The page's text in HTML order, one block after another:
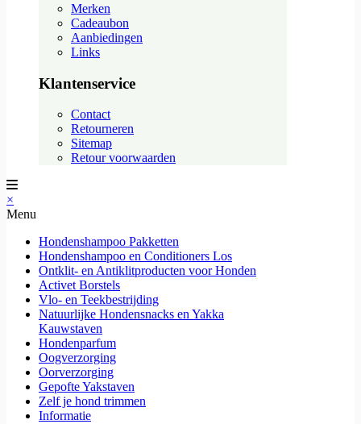
Merken
Cadeaubon
Aanbiedingen
Links
Klantenservice
Contact
Retourneren
Sitemap
Retour voorwaarden
×
Menu
Hondenshampoo Pakketten
Hondenshampoo en Conditioners Los
Ontklit- en Antiklitproducten voor Honden
Activet Borstels
Vlo- en Teekbestrijding
Natuurlijke Hondensnacks en Yakka
Kauwstaven
Hondenparfum
Oogverzorging
Oorverzorging
Gepofte Yakstaven
Zelf je hond trimmen
Informatie